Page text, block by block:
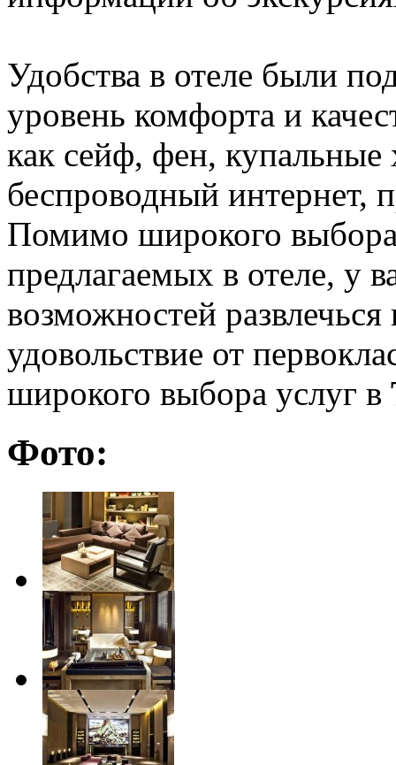
Удобства в отеле были
уровень комфорта и
как сейф, фен, купальные
беспроводный интернет,
Помимо широкого
предлагаемых в отеле, у
возможностей
удовольствие от
широкого выбора услуг в
Фото: